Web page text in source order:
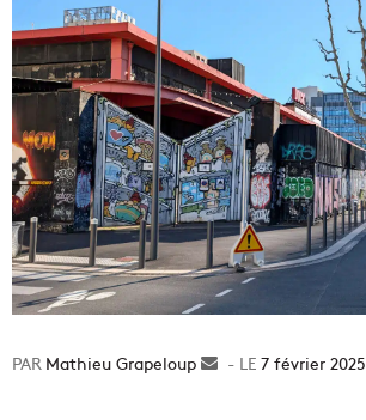
Mathieu Grapeloup
Envoyer7 février 2025